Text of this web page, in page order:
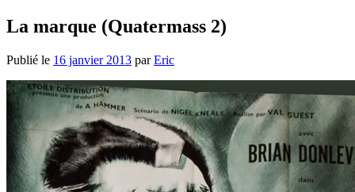
La marque (Quatermass 2)
Publié le 16 janvier 2013 parEric